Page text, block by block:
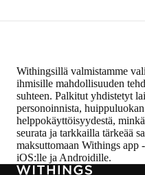
Withingsillä valmistamme
ihmisille mahdollisuuden
suhteen. Palkitut yhdistetyt
personoinnista,
helppokäyttöisyydestä,
seurata ja tarkkailla tärkeää
maksuttomaan Withings app
iOS:lle ja Androidille.